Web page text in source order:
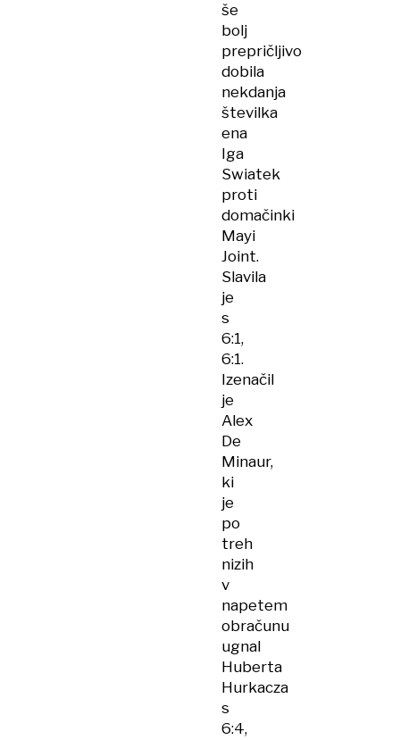
še
bolj
prepričljivo
dobila
nekdanja
številka
ena
Iga
Swiatek
proti
domačinki
Mayi
Joint.
Slavila
je
s
6:1,
6:1.
Izenačil
je
Alex
De
Minaur,
ki
je
po
treh
nizih
v
napetem
obračunu
ugnal
Huberta
Hurkacza
s
6:4,